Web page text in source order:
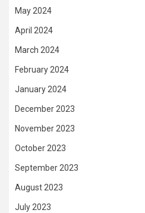
May 2024
April 2024
March 2024
February 2024
January 2024
December 2023
November 2023
October 2023
September 2023
August 2023
July 2023